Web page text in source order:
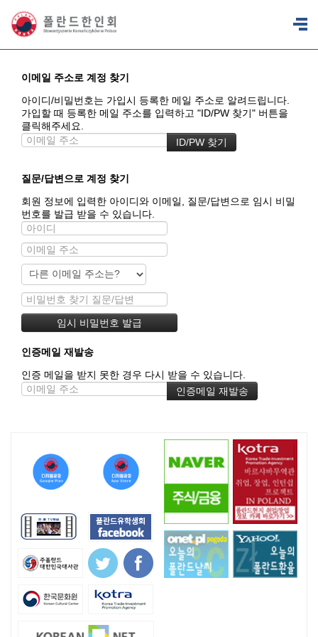
이메일 주소로 계정 찾기
아이디/비밀번호는 가입시 등록한 메일 주소로 알려드립니다.
가입할 때 등록한 메일 주소를 입력하고 "ID/PW 찾기" 버튼을
클릭해주세요.
질문/답변으로 계정 찾기
회원 정보에 입력한 아이디와 이메일, 질문/답변으로 임시 비밀
번호를 발급 받을 수 있습니다.
인증메일 재발송
인증 메일을 받지 못한 경우 다시 받을 수 있습니다.